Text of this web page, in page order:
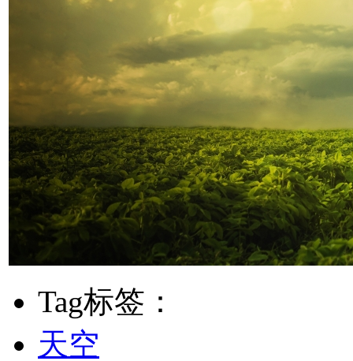
Tag标签：
天空